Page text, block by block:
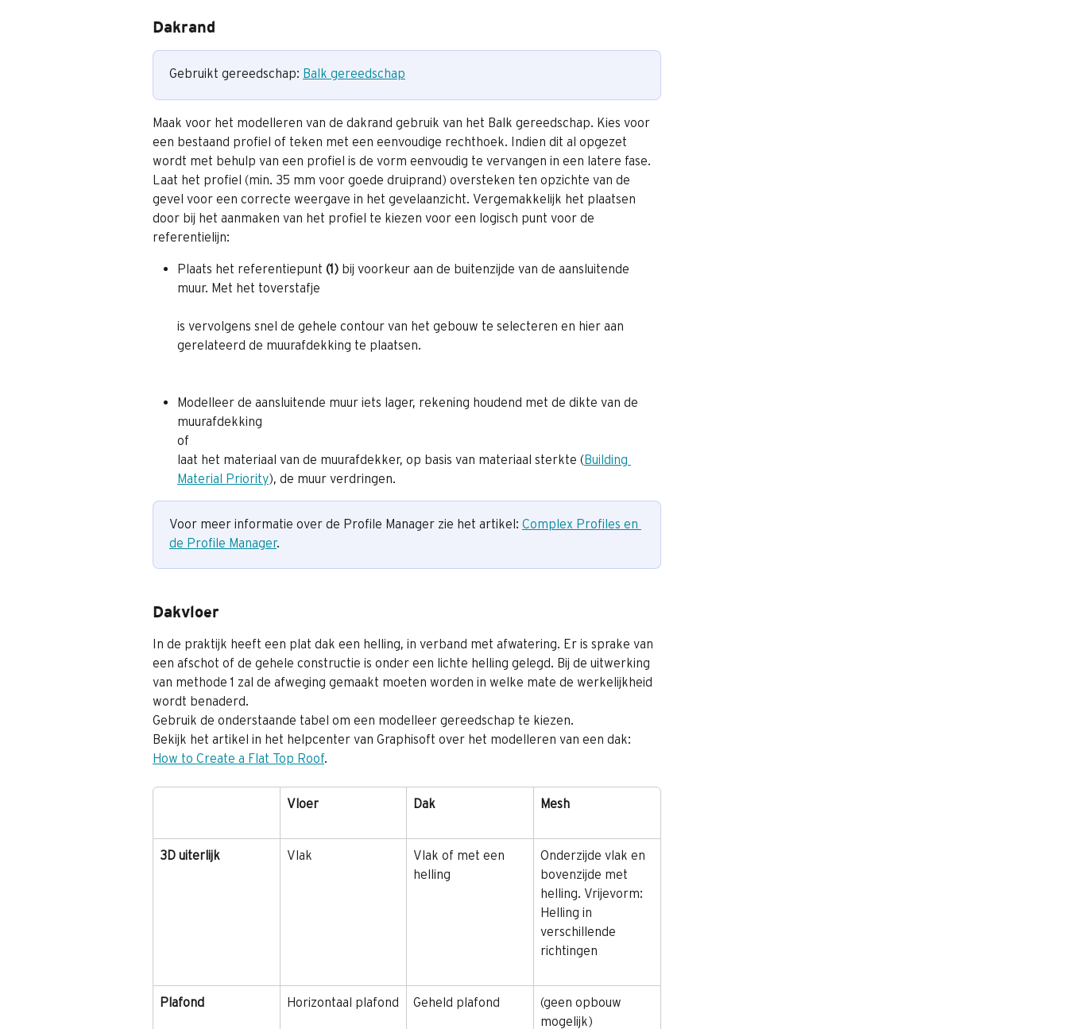
Dakrand
Gebruikt gereedschap: Balk gereedschap
Maak voor het modelleren van de dakrand gebruik van het Balk gereedschap. Kies voor
een bestaand profiel of teken met een eenvoudige rechthoek. Indien dit al opgezet
wordt met behulp van een profiel is de vorm eenvoudig te vervangen in een latere fase.
Laat het profiel (min. 35 mm voor goede druiprand) oversteken ten opzichte van de
gevel voor een correcte weergave in het gevelaanzicht. Vergemakkelijk het plaatsen
door bij het aanmaken van het profiel te kiezen voor een logisch punt voor de
referentielijn:
Plaats het referentiepunt (1) bij voorkeur aan de buitenzijde van de aansluitende
muur. Met het toverstafje
is vervolgens snel de gehele contour van het gebouw te selecteren en hier aan
gerelateerd de muurafdekking te plaatsen.
Modelleer de aansluitende muur iets lager, rekening houdend met de dikte van de
muurafdekking
of
laat het materiaal van de muurafdekker, op basis van materiaal sterkte (Building
Material Priority), de muur verdringen.
Voor meer informatie over de Profile Manager zie het artikel: Complex Profiles en
de Profile Manager.
Dakvloer
In de praktijk heeft een plat dak een helling, in verband met afwatering. Er is sprake van
een afschot of de gehele constructie is onder een lichte helling gelegd. Bij de uitwerking
van methode 1 zal de afweging gemaakt moeten worden in welke mate de werkelijkheid
wordt benaderd.
Gebruik de onderstaande tabel om een modelleer gereedschap te kiezen.
Bekijk het artikel in het helpcenter van Graphisoft over het modelleren van een dak:
How to Create a Flat Top Roof.
Vloer Dak Mesh
3D uiterlijk Vlak
Vlak of met een
helling
Onderzijde vlak en
bovenzijde met
helling. Vrijevorm:
Helling in
verschillende
richtingen
Plafond Horizontaal plafond Geheld plafond
(geen opbouw
mogelijk)